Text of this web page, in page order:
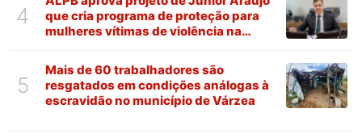
4
que cria programa de proteção para
mulheres vítimas de violência na
5
Mais de 60 trabalhadores são
resgatados em condições análogas à
escravidão no município de Várzea